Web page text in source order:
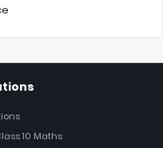
10 Maths